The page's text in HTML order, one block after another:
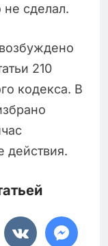
сделал.
210
кодекса. В
действия.